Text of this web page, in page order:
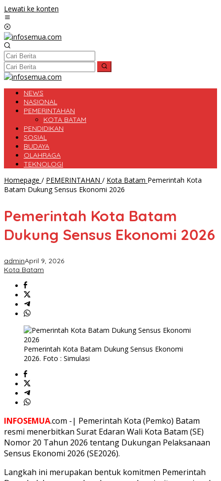
Lewati ke konten
NEWS
NASIONAL
PEMERINTAHAN
KOTA BATAM
PENDIDIKAN
SOSIAL
BUDAYA
OLAHRAGA
TEKNOLOGI
Homepage / PEMERINTAHAN / Kota Batam Pemerintah Kota
Batam Dukung Sensus Ekonomi 2026
Pemerintah Kota Batam
Dukung Sensus Ekonomi 2026
adminApril 9, 2026
Kota Batam
Pemerintah Kota Batam Dukung Sensus Ekonomi
2026. Foto : Simulasi
INFOSEMUA.com -| Pemerintah Kota (Pemko) Batam
resmi menerbitkan Surat Edaran Wali Kota Batam (SE)
Nomor 20 Tahun 2026 tentang Dukungan Pelaksanaan
Sensus Ekonomi 2026 (SE2026).
Langkah ini merupakan bentuk komitmen Pemerintah